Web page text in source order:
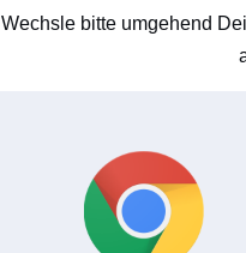
Wechsle bitte umgehend